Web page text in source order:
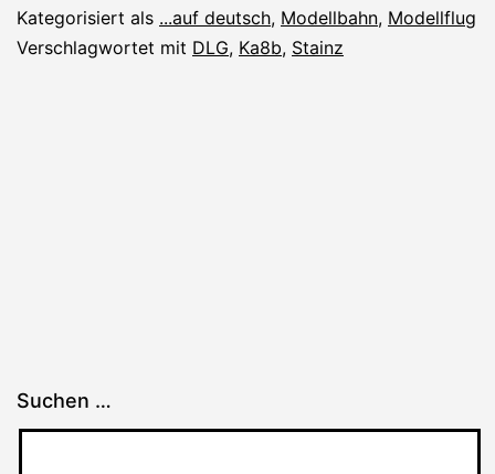
Kategorisiert als ...auf deutsch, Modellbahn, Modellflug
Verschlagwortet mit DLG, Ka8b, Stainz
Suchen …